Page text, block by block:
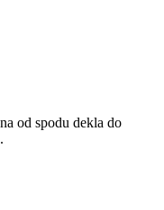
od spodu dekla do